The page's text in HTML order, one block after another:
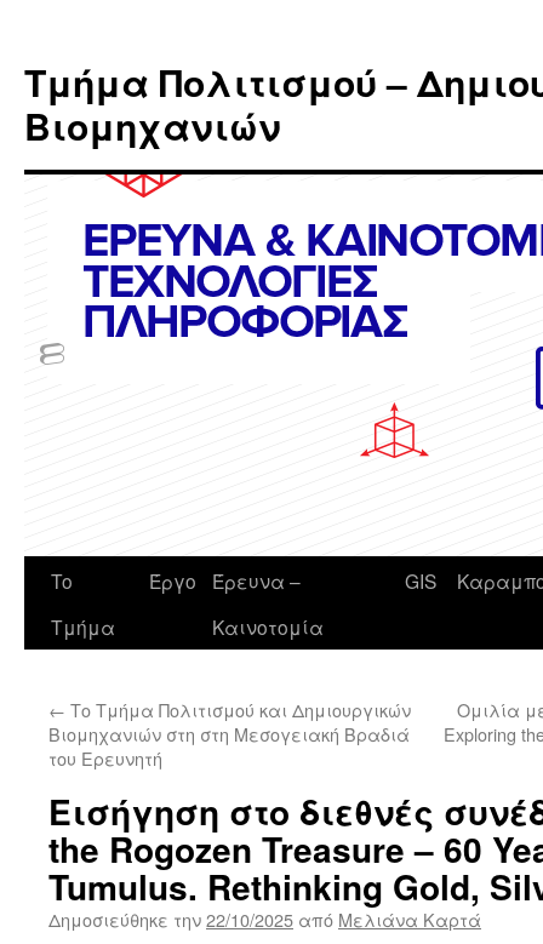
περιεχόμενο
Τμήμα Πολιτισμού –
Βιομηχανιών
To
Τμήμα
Έργο
Έρευνα –
Καινοτομία
GIS
← Το Τμήμα Πολιτισμού και Δημιουργικών
Βιομηχανιών στη στη Μεσογειακή Βραδιά
του Ερευνητή
Ομιλία
Exploring
Εισήγηση στο διεθνές
the Rogozen Treasure – 60
Tumulus. Rethinking Gold,
Δημοσιεύθηκε την22/10/2025 από Μελιάνα Καρτά